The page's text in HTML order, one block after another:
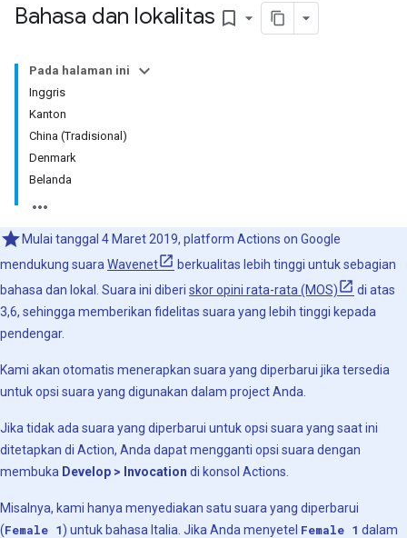
Bahasa dan lokalitas bookmark_border
Pada halaman ini
Inggris
Kanton
China (Tradisional)
Denmark
Belanda
Mulai tanggal 4 Maret 2019, platform Actions on Google
mendukung suara Wavenet
berkualitas lebih tinggi untuk sebagian
bahasa dan lokal. Suara ini diberi skor opini rata-rata (MOS)
di atas
3,6, sehingga memberikan fidelitas suara yang lebih tinggi kepada
pendengar.
Kami akan otomatis menerapkan suara yang diperbarui jika tersedia
untuk opsi suara yang digunakan dalam project Anda.
Jika tidak ada suara yang diperbarui untuk opsi suara yang saat ini
ditetapkan di Action, Anda dapat mengganti opsi suara dengan
membuka Develop > Invocation di konsol Actions.
Misalnya, kami hanya menyediakan satu suara yang diperbarui
(Female 1) untuk bahasa Italia. Jika Anda menyetel Female 1 dalam